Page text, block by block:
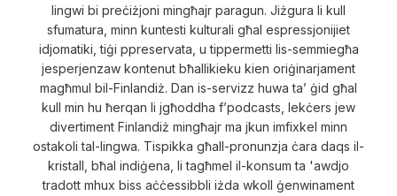
lingwi bi preċiżjoni mingħajr paragun. Jiżgura li kull
sfumatura, minn kuntesti kulturali għal espressjonijiet
idjomatiki, tiġi ppreservata, u tippermetti lis-semmiegħa
jesperjenzaw kontenut bħallikieku kien oriġinarjament
magħmul bil-Finlandiż. Dan is-servizz huwa ta’ ġid għal
kull min hu ħerqan li jgħoddha f’podcasts, lekċers jew
divertiment Finlandiż mingħajr ma jkun imfixkel minn
ostakoli tal-lingwa. Tispikka għall-pronunzja ċara daqs il-
kristall, bħal indiġena, li tagħmel il-konsum ta 'awdjo
tradott mhux biss aċċessibbli iżda wkoll ġenwinament